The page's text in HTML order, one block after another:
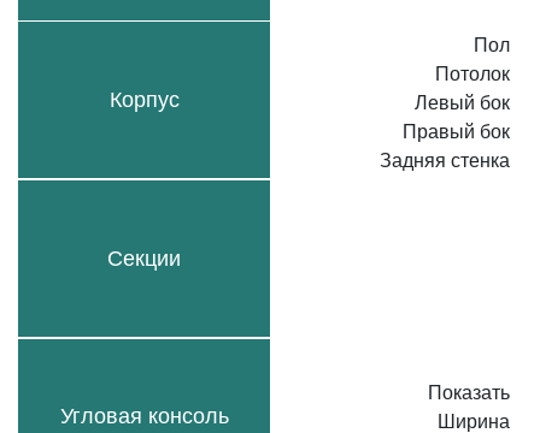
Корпус
Секции
Угловая консоль
Пол
Потолок
Левый бок
Правый бок
Задняя стенка
Показать
Ширина